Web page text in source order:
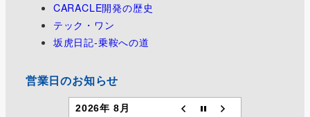
CARACLE開発の歴史
テック・ワン
坂虎日記-乗鞍への道
営業日のお知らせ
2026年 8月